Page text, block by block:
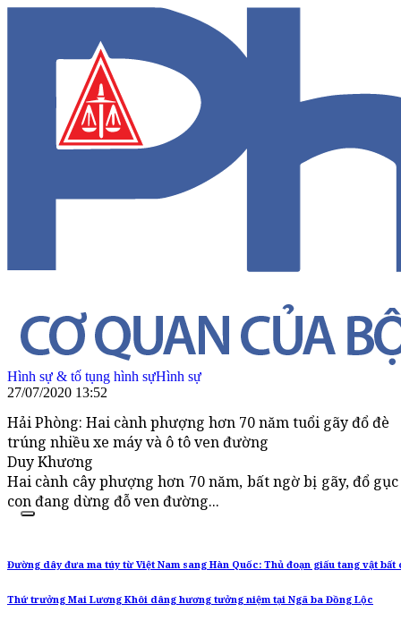
Hình sự & tố tụng hình sựHình sự
27/07/2020 13:52
Hải Phòng: Hai cành phượng hơn 70 năm tuổi gãy đổ đè
trúng nhiều xe máy và ô tô ven đường
Duy Khương
Hai cành cây phượng hơn 70 năm, bất ngờ bị gãy, đổ
con đang dừng đỗ ven đường...
Đường dây đưa ma túy từ Việt Nam sang Hàn Quốc: Thủ đoạn giấu tang vật
Thứ trưởng Mai Lương Khôi dâng hương tưởng niệm tại Ngã ba Đồng Lộc